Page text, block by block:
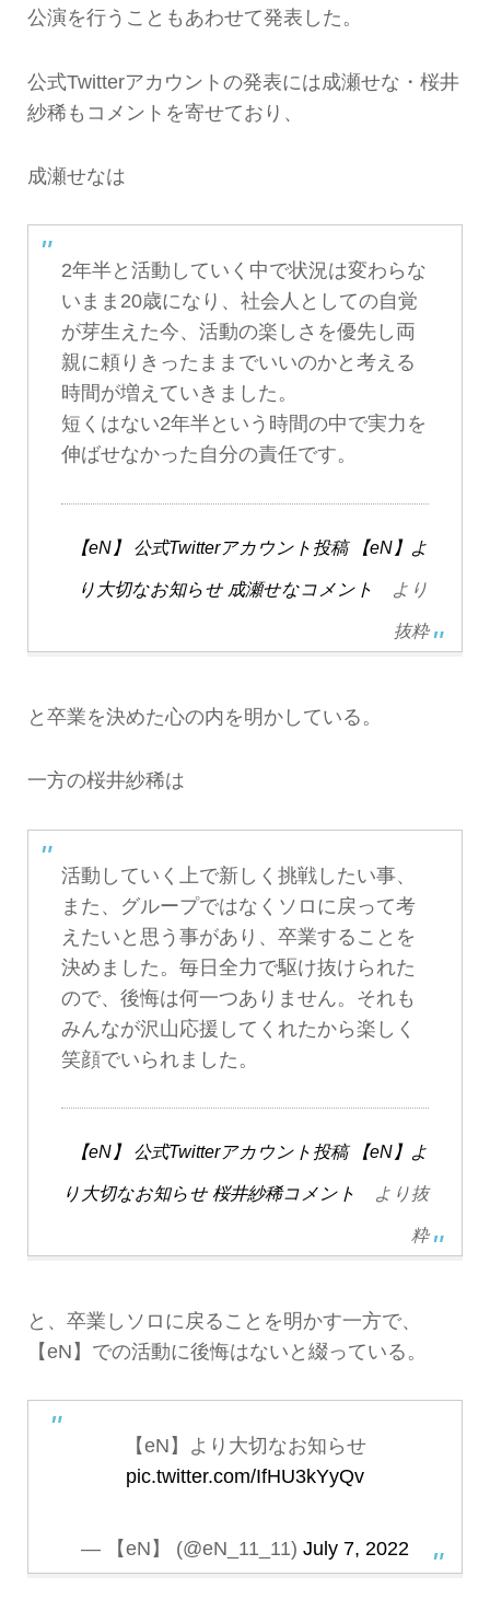
公演を行うこともあわせて発表した。
公式Twitterアカウントの発表には成瀬せな・桜井
紗稀もコメントを寄せており、
成瀬せなは
2年半と活動していく中で状況は変わらな
いまま20歳になり、社会人としての自覚
が芽生えた今、活動の楽しさを優先し両
親に頼りきったままでいいのかと考える
時間が増えていきました。
短くはない2年半という時間の中で実力を
伸ばせなかった自分の責任です。
【eN】 公式Twitterアカウント投稿 【eN】よ
り大切なお知らせ 成瀬せなコメント より
抜粋
と卒業を決めた心の内を明かしている。
一方の桜井紗稀は
活動していく上で新しく挑戦したい事、
また、グループではなくソロに戻って考
えたいと思う事があり、卒業することを
決めました。毎日全力で駆け抜けられた
ので、後悔は何一つありません。それも
みんなが沢山応援してくれたから楽しく
笑顔でいられました。
【eN】 公式Twitterアカウント投稿 【eN】よ
り大切なお知らせ 桜井紗稀コメント より抜
粋
と、卒業しソロに戻ることを明かす一方で、
【eN】での活動に後悔はないと綴っている。
【eN】より大切なお知らせ
pic.twitter.com/IfHU3kYyQv
— 【eN】 (@eN_11_11) July 7, 2022